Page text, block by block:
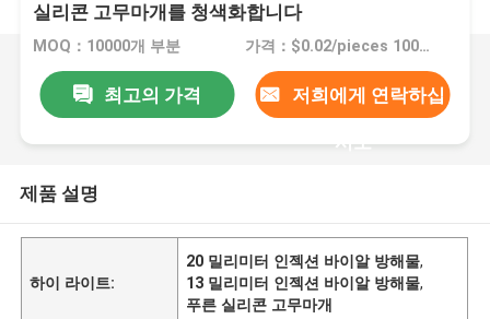
실리콘 고무마개를 청색화합니다
MOQ：10000개 부분 가격：$0.02/pieces 10000-99999 pieces
최고의 가격 저희에게 연락하십
시오
제품 설명
하이 라이트:
20 밀리미터 인젝션 바이알 방해물,
13 밀리미터 인젝션 바이알 방해물,
푸른 실리콘 고무마개